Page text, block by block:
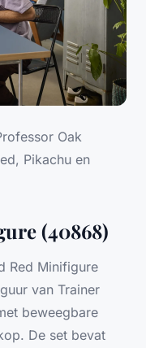
Oak
Pikachu en
(40868)
Red Minifigure
van Trainer
beweegbare
De set bevat